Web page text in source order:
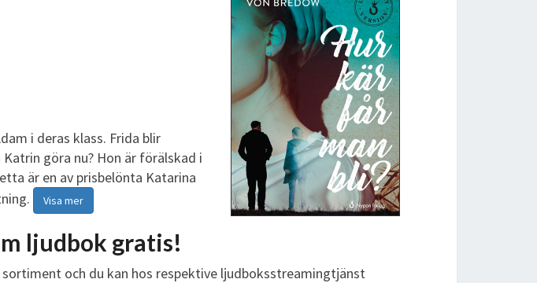
N
B
L
I
J
U
i deras klass. Frida blir
göra nu? Hon är förälskad i
är en av prisbelönta Katarina
Visa mer
ljudbok gratis!
och du kan hos respektive ljudboksstreamingtjänst